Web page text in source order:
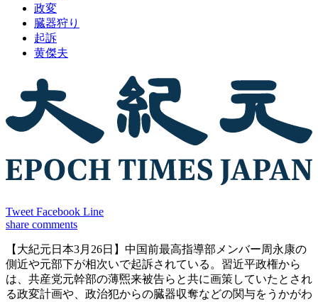
政変
臓器狩り
起訴
黄傑夫
Tweet Facebook Line
share comments
【大紀元日本3月26日】中国前最高指導部メンバー周永康の
側近や元部下が相次いで起訴されている。習近平政権から
は、共産党元幹部の薄煕来被告らと共に画策していたとされ
る政変計画や、政治犯からの臓器収奪などの関与をうかがわ